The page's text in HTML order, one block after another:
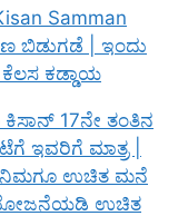
Samman
ಬಿಡುಗಡೆ | ಇಂದು
ಕಡ್ಡಾಯ
17ನೇ ತಂತಿನ
ಇವರಿಗೆ ಮಾತ್ರ |
ನಿಮಗೂ ಉಚಿತ ಮನೆ
ಯೋಜನೆಯಡಿ ಉಚಿತ